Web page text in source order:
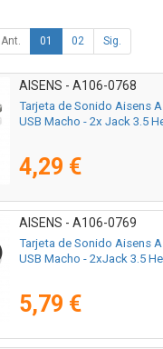
Ant. 01 02 Sig.
AISENS - A106-0768
Tarjeta de Sonido Aisens
USB Macho - 2x Jack 3.5
4,29 €
AISENS - A106-0769
Tarjeta de Sonido Aisens
USB Macho - 2xJack 3.5
5,79 €